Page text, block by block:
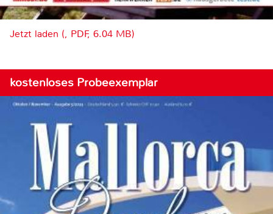
Jetzt laden (, PDF, 6.04 MB)
kostenloses Probeexemplar